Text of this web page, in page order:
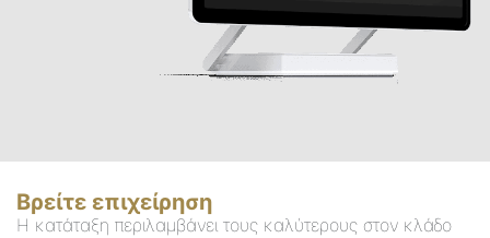
Βρείτε επιχείρηση
Η κατάταξη περιλαμβάνει τους καλύτερους στον κλάδο